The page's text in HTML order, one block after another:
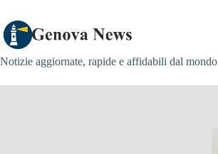
contenuto
Notizie aggiornate, rapide e affidabili dal mondo